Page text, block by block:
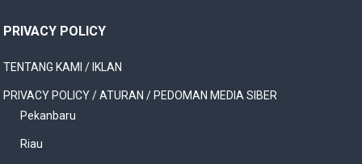
PRIVACY POLICY
TENTANG KAMI / IKLAN
PRIVACY POLICY / ATURAN / PEDOMAN MEDIA SIBER
Pekanbaru
Riau